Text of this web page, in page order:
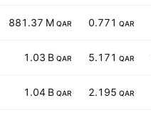
881.37 M QAR 0.771 QAR
1.03 B QAR 5.171 QAR
1.04 B QAR 2.195 QAR